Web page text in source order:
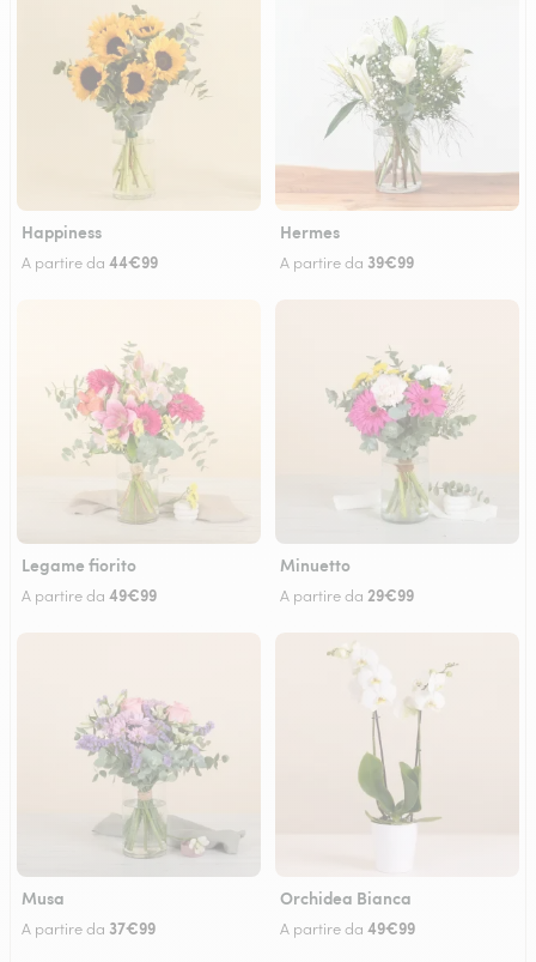
Happiness
A partire da 44€99
Hermes
A partire da 39€99
Legame fiorito
A partire da 49€99
Minuetto
A partire da 29€99
Musa
A partire da 37€99
Orchidea Bianca
A partire da 49€99